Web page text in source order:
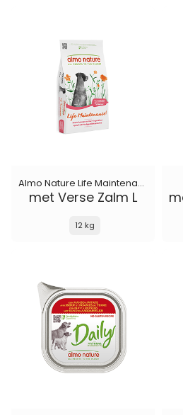
Almo Nature Life Maintenance
met Verse Zalm L
12 kg